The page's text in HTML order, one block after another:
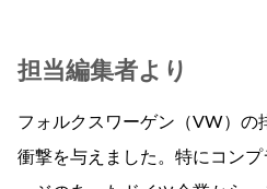
担当編集者より
フォルクスワーゲン（VW）の
衝撃を与えました。特にコン